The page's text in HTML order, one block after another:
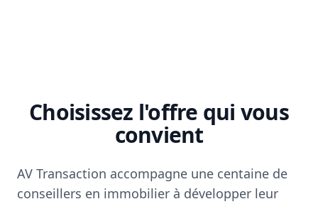
Choisissez l'offre qui vous
convient
AV Transaction accompagne une centaine de
conseillers en immobilier à développer leur